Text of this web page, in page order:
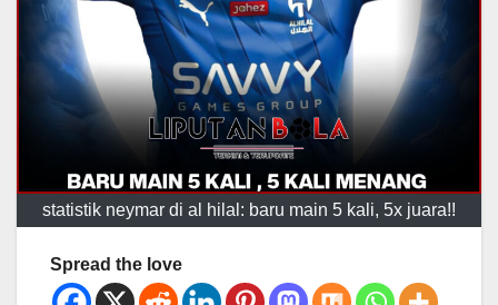
statistik neymar di al hilal: baru main 5 kali, 5x juara!!
Spread the love